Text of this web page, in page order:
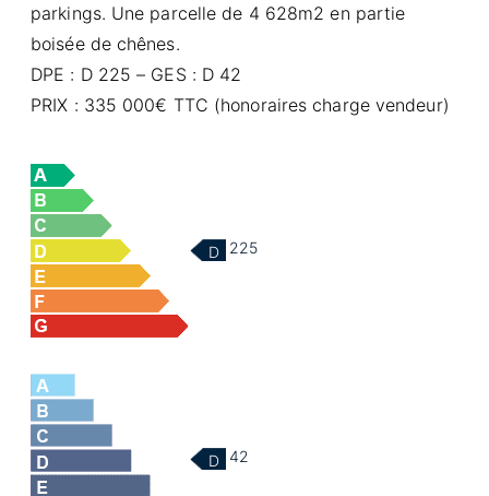
parkings. Une parcelle de 4 628m2 en partie
boisée de chênes.
DPE : D 225 – GES : D 42
PRIX : 335 000€ TTC (honoraires charge vendeur)
D 225
D 42